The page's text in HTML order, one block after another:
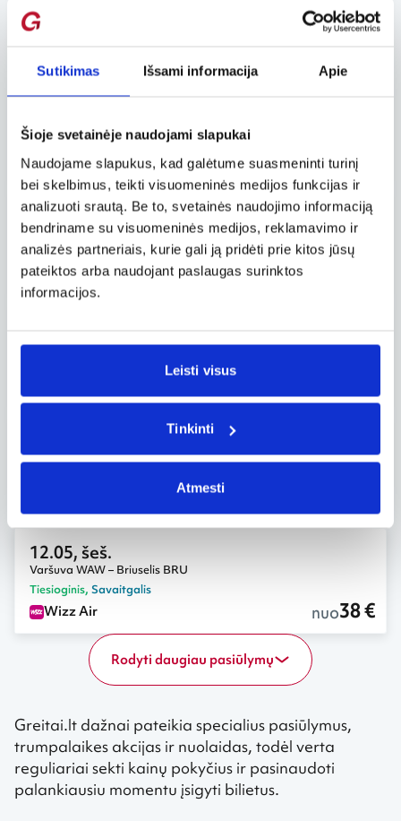
Sutikimas Išsami informacija Apie
Šioje svetainėje naudojami slapukai
Naudojame slapukus, kad galėtume suasmeninti turinį
bei skelbimus, teikti visuomeninės medijos funkcijas ir
analizuoti srautą. Be to, svetainės naudojimo informaciją
bendriname su visuomeninės medijos, reklamavimo ir
analizės partneriais, kurie gali ją pridėti prie kitos jūsų
pateiktos arba naudojant paslaugas surinktos
informacijos.
Leisti visus
Tinkinti
Atmesti
Tiesioginis
09.22, ant.
Tiesioginis
Wizz Air nuo37 €
09.16, tre.
Varšuva WAW – Briuselis BRU
Tiesioginis
Wizz Air
Varšuva WAW – Briuselis BRU
Varšuva WAW – Briuselis BRU
12.05, šeš.
Varšuva WAW – Briuselis BRU
Tiesioginis, Savaitgalis
Wizz Air nuo38 €
Rodyti daugiau pasiūlymų
Greitai.lt dažnai pateikia specialius pasiūlymus,
trumpalaikes akcijas ir nuolaidas, todėl verta
reguliariai sekti kainų pokyčius ir pasinaudoti
palankiausiu momentu įsigyti bilietus.